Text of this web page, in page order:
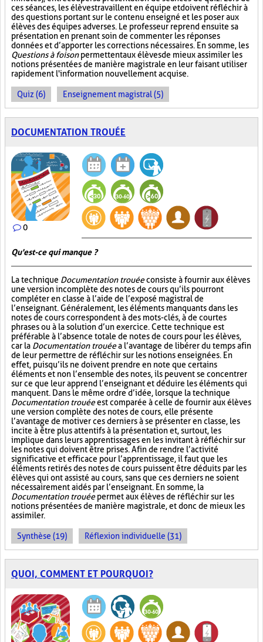
ces séances, les élèves travaillent en équipe et doivent réfléchir à
des questions portant sur le contenu enseigné et les poser aux
élèves des équipes adverses. Le professeur reprend ensuite sa
présentation en prenant soin de commenter les réponses
données et d’apporter les corrections nécessaires. En somme, les
Questions à foisonpermettent aux élèves de mieux assimiler les
notions présentées de manière magistrale en leur faisant utiliser
rapidement l'information nouvellement acquise.
Quiz (6) Enseignement magistral (5)
DOCUMENTATION TROUÉE
0
Qu'est-ce qui manque ?
La technique Documentation trouéeconsiste à fournir aux élèves
une version incomplète des notes de cours qu’ils pourront
compléter en classe à l’aide de l’exposé magistral de
l’enseignant. Généralement, les éléments manquants dans les
notes de cours correspondent à des mots-clés, à de courtes
phrases ou à la solution d’un exercice. Cette technique est
préférable à l’absence totale de notes de cours pour les élèves,
car la Documentation trouéea l’avantage de libérer du temps afin
de leur permettre de réfléchir sur les notions enseignées. En
effet, puisqu’ils ne doivent prendre en note que certains
éléments et non l’ensemble des notes, ils peuvent se concentrer
sur ce que leur apprend l’enseignant et déduire les éléments qui
manquent. Dans le même ordre d’idée, lorsque la technique
Documentation trouéeest comparée à celle de fournir aux élèves
une version complète des notes de cours, elle présente
l’avantage de motiver ces derniers à se présenter en classe, les
incite à être plus attentifs à la présentation et, surtout, les
implique dans leurs apprentissages en les invitant à réfléchir sur
les notes qui doivent être prises. Afin de rendre l’activité
significative et efficace pour l’apprentissage, il faut que les
éléments retirés des notes de cours puissent être déduits par les
élèves qui ont assisté au cours, sans que ces derniers ne soient
nécessairement aidés par l’enseignant. En somme, la
Documentation trouéepermet aux élèves de réfléchir sur les
notions présentées de manière magistrale, et donc de mieux les
assimiler.
Synthèse (19) Réflexion individuelle (31)
QUOI, COMMENT ET POURQUOI?